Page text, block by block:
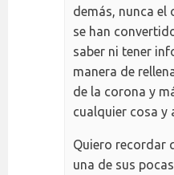
demás, nunca el
se han
saber ni tener
manera de
de la corona y
cualquier cosa y
Quiero recordar
una de sus